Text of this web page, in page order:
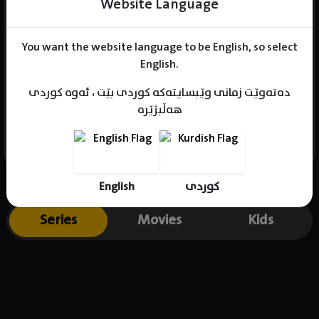
You want the website language to be English, so select
English.
دەتەوێت زمانی وێبسایتەکە کوردی بێت ، ئەوە کوردی
هەڵبژێرە
English کوردی
Name : Jung Ga-Hee
Born : 1989-08-30
Place of birth : South Korea
Series Movies Kids